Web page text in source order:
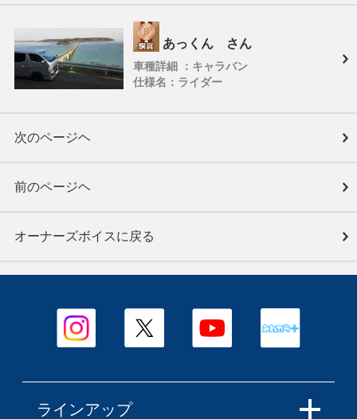
あっくん さん
車種詳細 ：キャラバン
仕様名：ライダー
次のページヘ
前のページヘ
オーナーズボイスに戻る
ラインアップ